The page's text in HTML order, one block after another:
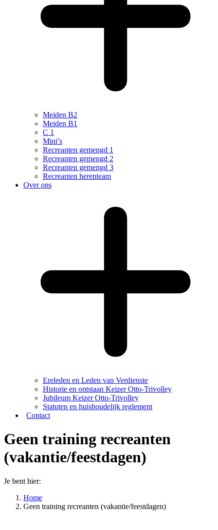
Meiden B2
Meiden B1
C 1
Mini’s
Recreanten gemengd 1
Recreanten gemengd 2
Recreanten gemengd 3
Recreanten herenteam
Over ons
Ereleden en Leden van Verdienste
Historie en ontstaan Keizer Otto-Trivolley
Jubileum Keizer Otto-Trivolley
Statuten en huishoudelijk reglement
Contact
Geen training recreanten
(vakantie/feestdagen)
Je bent hier:
Home
Geen training recreanten (vakantie/feestdagen)